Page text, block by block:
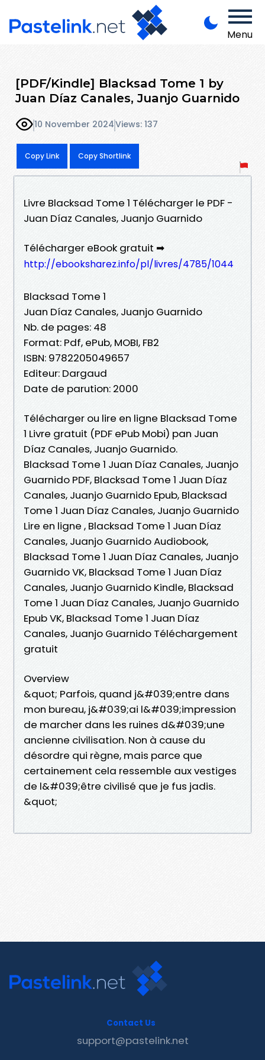
Menu
[PDF/Kindle] Blacksad Tome 1 by
Juan Díaz Canales, Juanjo Guarnido
10 November 2024Views: 137
Copy Link Copy Shortlink
Livre Blacksad Tome 1 Télécharger le PDF -
Juan Díaz Canales, Juanjo Guarnido
Télécharger eBook gratuit ➡
http://ebooksharez.info/pl/livres/4785/1044
Blacksad Tome 1
Juan Díaz Canales, Juanjo Guarnido
Nb. de pages: 48
Format: Pdf, ePub, MOBI, FB2
ISBN: 9782205049657
Editeur: Dargaud
Date de parution: 2000
Télécharger ou lire en ligne Blacksad Tome
1 Livre gratuit (PDF ePub Mobi) pan Juan
Díaz Canales, Juanjo Guarnido.
Blacksad Tome 1 Juan Díaz Canales, Juanjo
Guarnido PDF, Blacksad Tome 1 Juan Díaz
Canales, Juanjo Guarnido Epub, Blacksad
Tome 1 Juan Díaz Canales, Juanjo Guarnido
Lire en ligne , Blacksad Tome 1 Juan Díaz
Canales, Juanjo Guarnido Audiobook,
Blacksad Tome 1 Juan Díaz Canales, Juanjo
Guarnido VK, Blacksad Tome 1 Juan Díaz
Canales, Juanjo Guarnido Kindle, Blacksad
Tome 1 Juan Díaz Canales, Juanjo Guarnido
Epub VK, Blacksad Tome 1 Juan Díaz
Canales, Juanjo Guarnido Téléchargement
gratuit
Overview
&quot; Parfois, quand j&#039;entre dans
mon bureau, j&#039;ai l&#039;impression
de marcher dans les ruines d&#039;une
ancienne civilisation. Non à cause du
désordre qui règne, mais parce que
certainement cela ressemble aux vestiges
de l&#039;être civilisé que je fus jadis.
&quot;
Contact Us
support@pastelink.net